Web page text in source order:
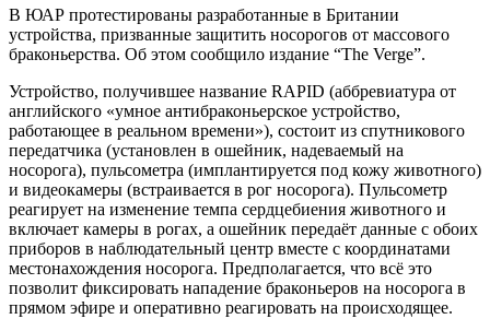
В ЮАР протестированы разработанные в Британии
устройства, призванные защитить носорогов от массового
браконьерства. Об этом сообщило издание “The Verge”.
Устройство, получившее название RAPID (аббревиатура от
английского «умное антибраконьерское устройство,
работающее в реальном времени»), состоит из спутникового
передатчика (установлен в ошейник, надеваемый на
носорога), пульсометра (имплантируется под кожу животного)
и видеокамеры (встраивается в рог носорога). Пульсометр
реагирует на изменение темпа сердцебиения животного и
включает камеры в рогах, а ошейник передаёт данные с обоих
приборов в наблюдательный центр вместе с координатами
местонахождения носорога. Предполагается, что всё это
позволит фиксировать нападение браконьеров на носорога в
прямом эфире и оперативно реагировать на происходящее.